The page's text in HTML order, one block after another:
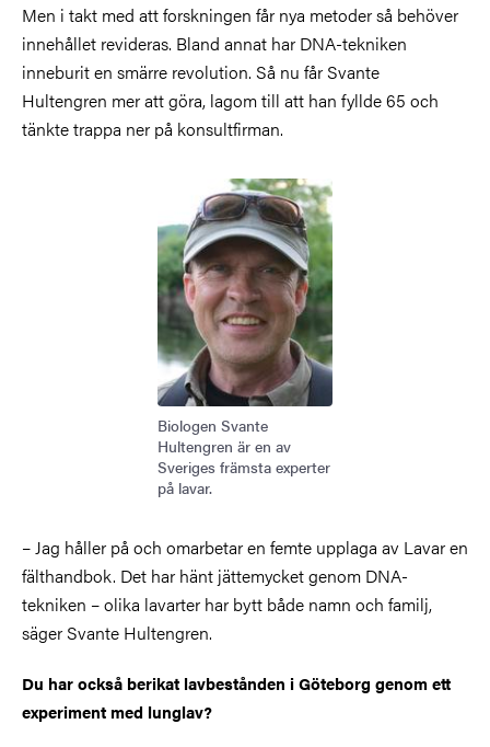
Men i takt med att forskningen får nya metoder så behöver
innehållet revideras. Bland annat har DNA-tekniken
inneburit en smärre revolution. Så nu får Svante
Hultengren mer att göra, lagom till att han fyllde 65 och
tänkte trappa ner på konsultfirman.
Biologen Svante
Hultengren är en av
Sveriges främsta experter
på lavar.
– Jag håller på och omarbetar en femte upplaga av Lavar en
fälthandbok. Det har hänt jättemycket genom DNA-
tekniken – olika lavarter har bytt både namn och familj,
säger Svante Hultengren.
Du har också berikat lavbestånden i Göteborg genom ett
experiment med lunglav?